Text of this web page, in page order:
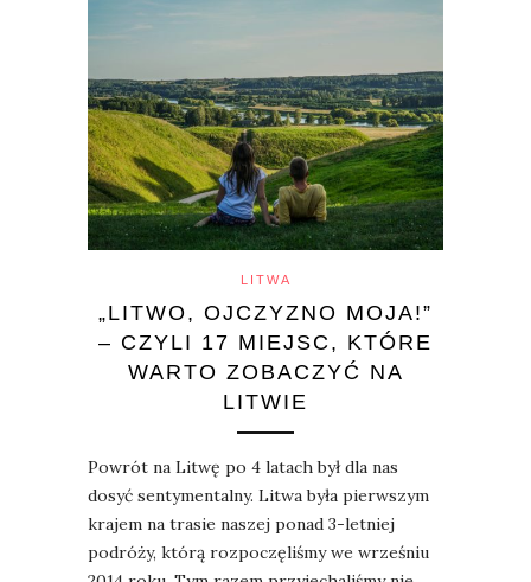
LITWA
„LITWO, OJCZYZNO MOJA!”
– CZYLI 17 MIEJSC, KTÓRE
WARTO ZOBACZYĆ NA
LITWIE
Powrót na Litwę po 4 latach był dla nas
dosyć sentymentalny. Litwa była pierwszym
krajem na trasie naszej ponad 3-letniej
podróży, którą rozpoczęliśmy we wrześniu